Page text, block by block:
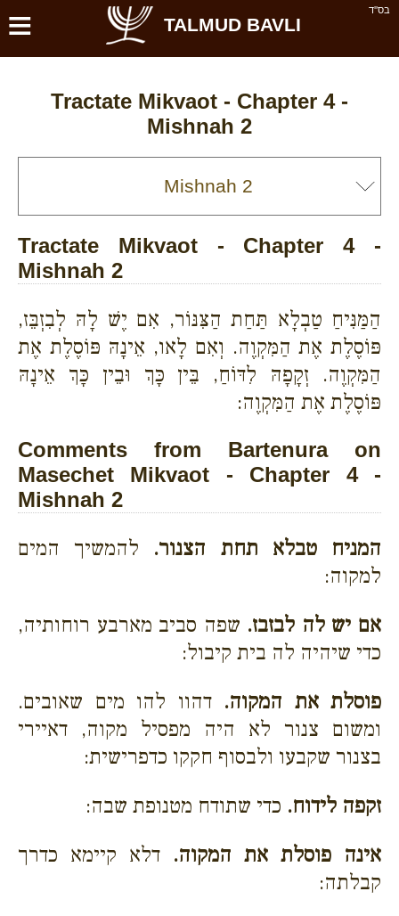
בס''ד ≡ TALMUD BAVLI
Tractate Mikvaot - Chapter 4 -
Mishnah 2
Tractate Mikvaot - Chapter 4 -
Mishnah 2
הַמַּנִּיחַ טַבְלָא תַּחַת הַצִּנּוֹר, אִם יֶשׁ לָהּ לְבִזְבֵּז,
פּוֹסֶלֶת אֶת הַמִּקְוֶה. וְאִם לָאו, אֵינָהּ פּוֹסֶלֶת אֶת
הַמִּקְוֶה. זְקָפָהּ לִדּוֹחַ, בֵּין כָּךְ וּבֵין כָּךְ אֵינָהּ
פּוֹסֶלֶת אֶת הַמִּקְוֶה:
Comments from Bartenura on
Masechet Mikvaot - Chapter 4 -
Mishnah 2
המניח טבלא תחת הצנור. להמשיך המים
למקוה:
אם יש לה לבזבז. שפה סביב מארבע רוחותיה,
כדי שיהיה לה בית קיבול:
פוסלת את המקוה. דהוו להו מים שאובים.
ומשום צנור לא היה מפסיל מקוה, דאיירי
בצנור שקבעו ולבסוף חקקו כדפרישית:
זקפה לידוח. כדי שתודח מטנופת שבה:
אינה פוסלת את המקוה. דלא קיימא כדרך
קבלתה: